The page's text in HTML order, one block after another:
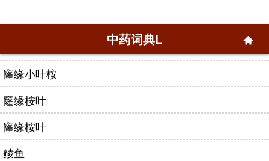
中药词典L
窿缘小叶桉
窿缘桉叶
窿缘桉叶
鲮鱼